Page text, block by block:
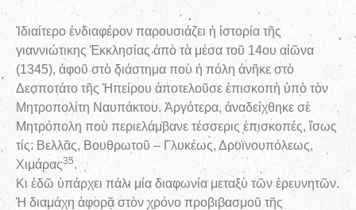
Ἰδιαίτερο ἐνδιαφέρον παρουσιάζει ἡ ἱστορία τῆς
γιαννιώτικης Ἐκκλησίας ἀπὸ τὰ μέσα τοῦ 14ου αἰῶνα
(1345), ἀφοῦ στὸ διάστημα ποὺ ἡ πόλη ἀνῆκε στὸ
Δεσποτάτο τῆς Ἠπείρου ἀποτελοῦσε ἐπισκοπὴ ὑπὸ τὸν
Μητροπολίτη Ναυπάκτου. Ἀργότερα, ἀναδείχθηκε σὲ
Μητρόπολη ποὺ περιελάμβανε τέσσερις ἐπισκοπές, ἴσως
τίς: Βελλᾶς, Βουθρωτοῦ – Γλυκέως, Δρυϊνουπόλεως,
Χιμάρας35.
Κι ἐδῶ ὑπάρχει πάλι μία διαφωνία μεταξὺ τῶν ἐρευνητῶν.
Ἡ διαμάχη ἀφορᾷ στὸν χρόνο προβιβασμοῦ τῆς